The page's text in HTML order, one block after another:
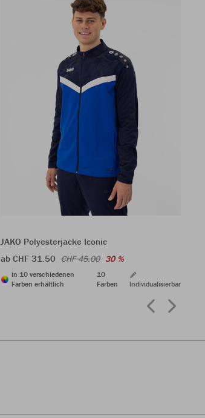
JAKO Polyesterjacke Iconic
ab CHF 31.50 CHF 45.00 30 %
in 10 verschiedenen
Farben erhältlich
10
Farben
Individualisierbar